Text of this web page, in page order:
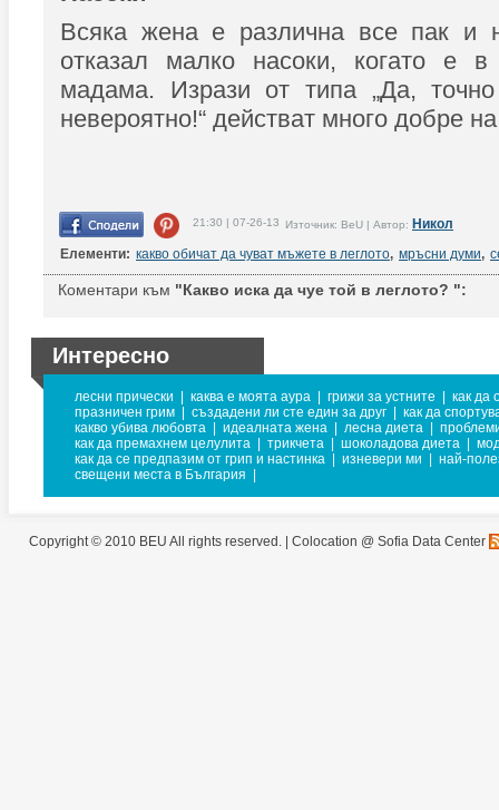
Всяка жена е различна все пак и
отказал малко насоки, когато е
мадама. Изрази от типа „Да,
невероятно!“ действат много добре
21:30 | 07-26-13 Източник: BeU | Автор: Никол
Елементи: какво обичат да чуват мъжете в леглото, мръсни думи,
Коментари към "Какво иска да чуе той в леглото? ":
Интересно
лесни прически каква е моята аура грижи за устните
как да
празничен грим
създадени ли сте един за друг
как да
какво убива любовта
идеалната жена лесна диета
как да премахнем целулита
трикчета шоколадова диета
как да се предпазим от грип и настинка
изневери ми
най-
свещени места в България
Copyright © 2010 BEU All rights reserved. | Colocation @ Sofia Data Center